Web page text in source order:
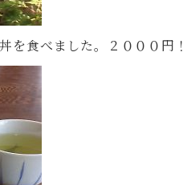
食べました。２０００円！